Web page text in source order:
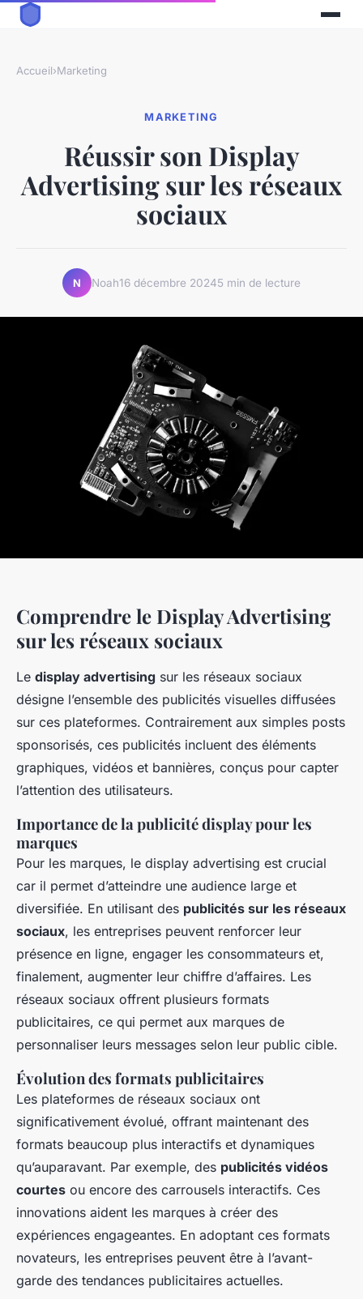
Accueil›Marketing
MARKETING
Réussir son Display
Advertising sur les réseaux
sociaux
N Noah16 décembre 20245 min de lecture
Comprendre le Display Advertising
sur les réseaux sociaux
Le display advertising sur les réseaux sociaux
désigne l’ensemble des publicités visuelles diffusées
sur ces plateformes. Contrairement aux simples posts
sponsorisés, ces publicités incluent des éléments
graphiques, vidéos et bannières, conçus pour capter
l’attention des utilisateurs.
Importance de la publicité display pour les
marques
Pour les marques, le display advertising est crucial
car il permet d’atteindre une audience large et
diversifiée. En utilisant des publicités sur les réseaux
sociaux, les entreprises peuvent renforcer leur
présence en ligne, engager les consommateurs et,
finalement, augmenter leur chiffre d’affaires. Les
réseaux sociaux offrent plusieurs formats
publicitaires, ce qui permet aux marques de
personnaliser leurs messages selon leur public cible.
Évolution des formats publicitaires
Les plateformes de réseaux sociaux ont
significativement évolué, offrant maintenant des
formats beaucoup plus interactifs et dynamiques
qu’auparavant. Par exemple, des publicités vidéos
courtes ou encore des carrousels interactifs. Ces
innovations aident les marques à créer des
expériences engageantes. En adoptant ces formats
novateurs, les entreprises peuvent être à l’avant-
garde des tendances publicitaires actuelles.